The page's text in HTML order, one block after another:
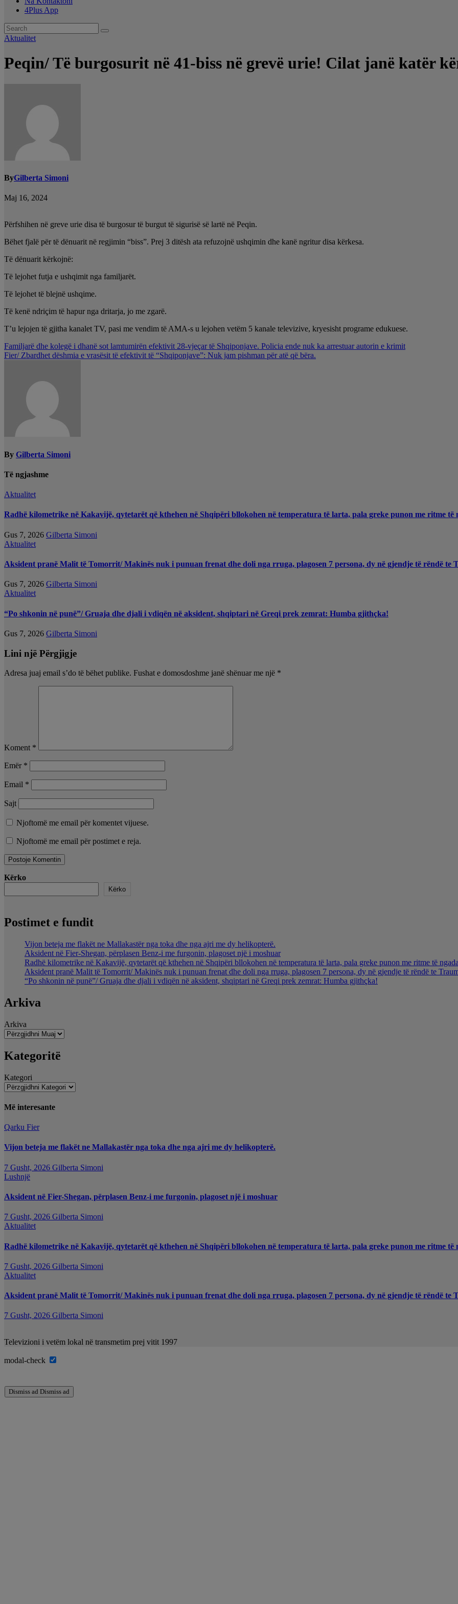
4Plus App
Aktualitet
Peqin/ Të burgosurit në 41-biss në grevë urie! Cilat janë katër
ByGilberta Simoni
Maj 16, 2024
Përfshihen në greve urie disa të burgosur të burgut të sigurisë së lartë në Peqin.
Bëhet fjalë për të dënuarit në regjimin “biss”. Prej 3 ditësh ata refuzojnë ushqimin dhe kanë ngritur disa kërkesa.
Të dënuarit kërkojnë:
Të lejohet futja e ushqimit nga familjarët.
Të lejohet të blejnë ushqime.
Të kenë ndriçim të hapur nga dritarja, jo me zgarë.
T’u lejojen të gjitha kanalet TV, pasi me vendim të AMA-s u lejohen vetëm 5 kanale televizive, kryesisht programe edukuese.
Lëvizje
te
Familjarë dhe kolegë i dhanë sot lamtumirën efektivit 28-vjeçar të Shqiponjave. Policia ende nuk ka arrestuar autorin e krimit
Fier/ Zbardhet dëshmia e vrasësit të efektivit të “Shqiponjave”: Nuk jam pishman për atë që bëra.
By Gilberta Simoni
Të ngjashme
Aktualitet
Radhë kilometrike në Kakavijë, qytetarët që kthehen në Shqipëri bllokohen në temperatura të larta, pala greke punon me ritme të
Gus 7, 2026 Gilberta Simoni
Aktualitet
Aksident pranë Malit të Tomorrit/ Makinës nuk i punuan frenat dhe doli nga rruga, plagosen 7 persona, dy në gjendje të rëndë te
Gus 7, 2026 Gilberta Simoni
Aktualitet
“Po shkonin në punë”/ Gruaja dhe djali i vdiqën në aksident, shqiptari në Greqi prek zemrat: Humba gjithçka!
Gus 7, 2026 Gilberta Simoni
Lini një Përgjigje
Adresa juaj email s’do të bëhet publike. Fushat e domosdoshme janë shënuar me një *
Koment *
Emër *
Email *
Sajt
Njoftomë me email për komentet vijuese.
Njoftomë me email për postimet e reja.
Kërko
Kërko
Postimet e fundit
Vijon beteja me flakët ne Mallakastër nga toka dhe nga ajri me dy helikopterë.
Aksident në Fier-Shegan, përplasen Benz-i me furgonin, plagoset një i moshuar
Radhë kilometrike në Kakavijë, qytetarët që kthehen në Shqipëri bllokohen në temperatura të larta, pala greke punon me ritme të
Aksident pranë Malit të Tomorrit/ Makinës nuk i punuan frenat dhe doli nga rruga, plagosen 7 persona, dy në gjendje të rëndë te
“Po shkonin në punë”/ Gruaja dhe djali i vdiqën në aksident, shqiptari në Greqi prek zemrat: Humba gjithçka!
Arkiva
Arkiva
Kategoritë
Kategori
Më interesante
Qarku Fier
Vijon beteja me flakët ne Mallakastër nga toka dhe nga ajri me dy helikopterë.
7 Gusht, 2026 Gilberta Simoni
Lushnjë
Aksident në Fier-Shegan, përplasen Benz-i me furgonin, plagoset një i moshuar
7 Gusht, 2026 Gilberta Simoni
Aktualitet
Radhë kilometrike në Kakavijë, qytetarët që kthehen në Shqipëri bllokohen në temperatura të larta, pala greke punon me ritme të
7 Gusht, 2026 Gilberta Simoni
Aktualitet
Aksident pranë Malit të Tomorrit/ Makinës nuk i punuan frenat dhe doli nga rruga, plagosen 7 persona, dy në gjendje të rëndë te
7 Gusht, 2026 Gilberta Simoni
Televizioni i vetëm lokal në transmetim prej vitit 1997
modal-check
Dismiss ad Dismiss ad